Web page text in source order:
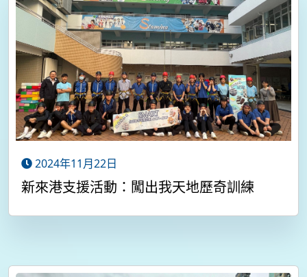
2024年11月22日
新來港支援活動：闖出我天地歷奇訓練